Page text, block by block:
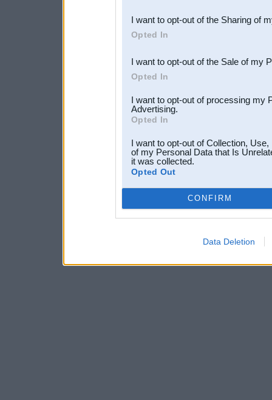
Downstream Participants
third parties.
I want to opt-out of the Sharing of
Opted In
I want to opt-out of the Sale of my
Opted In
I want to opt-out of processing my
Advertising.
Opted In
I want to opt-out of Collection,
of my Personal Data that Is
it was collected.
Opted Out
CONFIRM
Data Deletion